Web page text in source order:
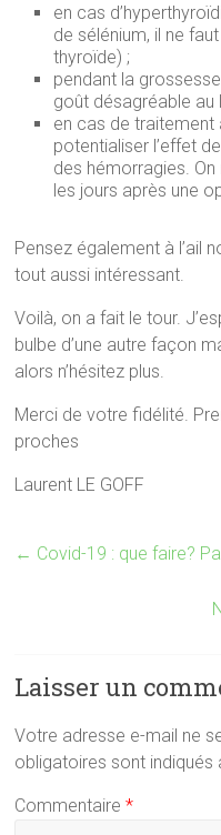
en cas
de sélénium, il ne
thyroïde) ;
pendant la
goût désagréable au
en cas de traitement
potentialiser l’effet
des hémorragies. On
les jours après une
Pensez également à l’ail
tout aussi intéressant.
Voilà, on a fait le tour.
bulbe d’une autre façon
alors n’hésitez plus.
Merci de votre fidélité.
proches
Laurent LE GOFF
← Covid-19 : que faire?
Laisser un
Votre adresse e-mail ne
obligatoires sont
Commentaire*